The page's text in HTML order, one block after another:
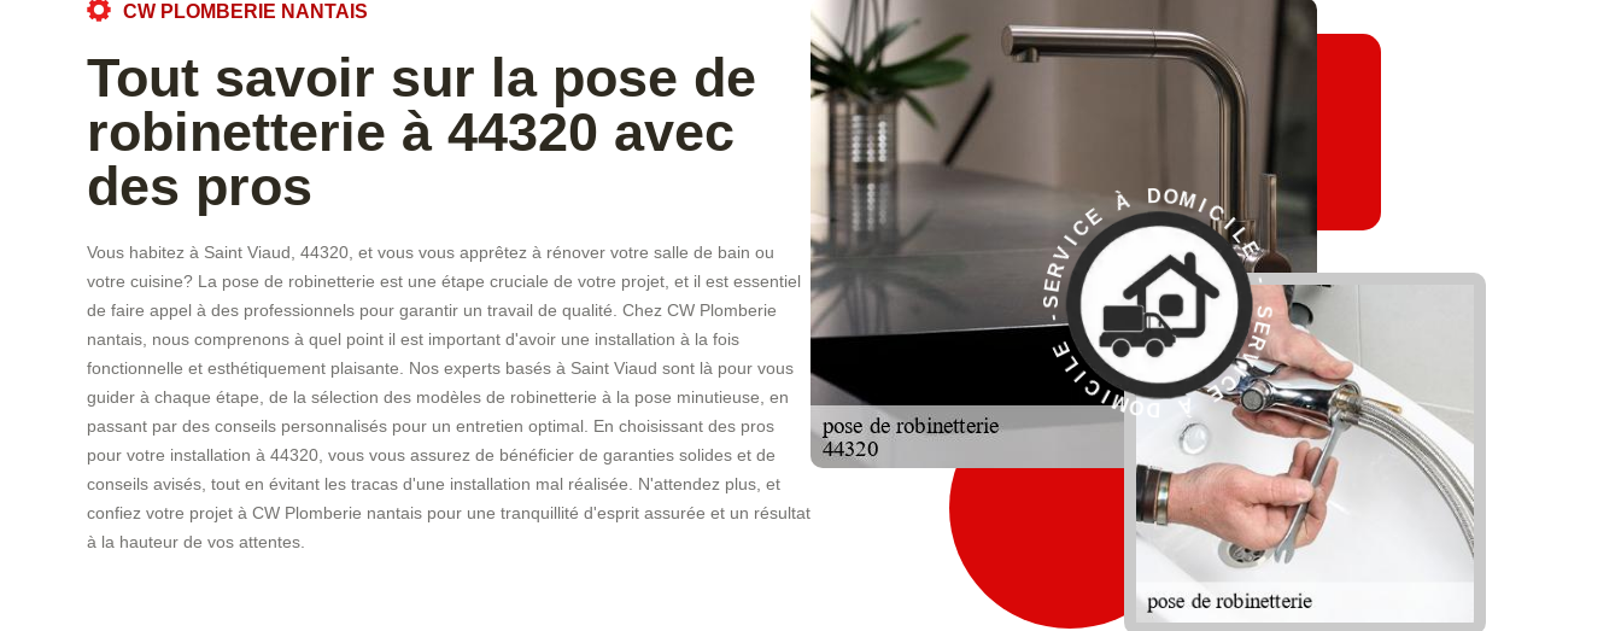
CW PLOMBERIE NANTAIS
Tout savoir sur la pose de
robinetterie à 44320 avec
des pros
Vous habitez à Saint Viaud, 44320, et vous vous apprêtez à rénover votre salle de bain ou
votre cuisine? La pose de robinetterie est une étape cruciale de votre projet, et il est essentiel
de faire appel à des professionnels pour garantir un travail de qualité. Chez CW Plomberie
nantais, nous comprenons à quel point il est important d'avoir une installation à la fois
fonctionnelle et esthétiquement plaisante. Nos experts basés à Saint Viaud sont là pour vous
guider à chaque étape, de la sélection des modèles de robinetterie à la pose minutieuse, en
passant par des conseils personnalisés pour un entretien optimal. En choisissant des pros
pour votre installation à 44320, vous vous assurez de bénéficier de garanties solides et de
conseils avisés, tout en évitant les tracas d'une installation mal réalisée. N'attendez plus, et
confiez votre projet à CW Plomberie nantais pour une tranquillité d'esprit assurée et un résultat
à la hauteur de vos attentes.
S
E
R
V
I
C
E
À
DO
M IC I LE -
S
E
R
V
I
C
E
À
D
O
M
I
E
-